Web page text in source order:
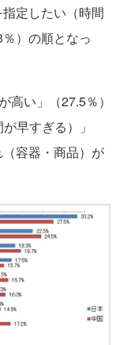
定したい（時間
）の順となっ
い」（27.5％）
早すぎる）」
（容器・商品）が